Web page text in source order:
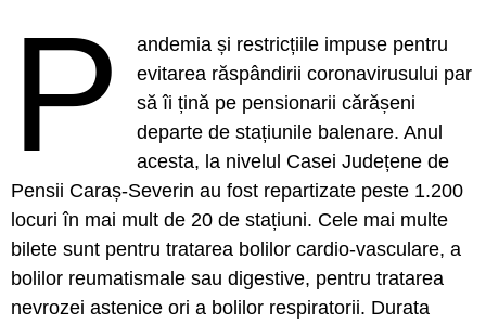
P
andemia și restricțiile impuse pentru
evitarea răspândirii coronavirusului par
să îi țină pe pensionarii cărășeni
departe de stațiunile balenare. Anul
acesta, la nivelul Casei Județene de
Pensii Caraș-Severin au fost repartizate peste 1.200
locuri în mai mult de 20 de stațiuni. Cele mai multe
bilete sunt pentru tratarea bolilor cardio-vasculare, a
bolilor reumatismale sau digestive, pentru tratarea
nevrozei astenice ori a bolilor respiratorii. Durata